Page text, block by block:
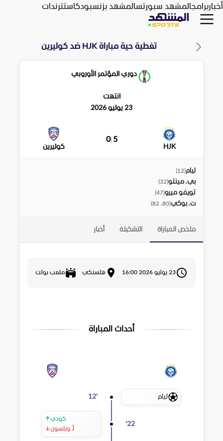
أخباربرامجالمشهد سبورتسالمشهد بزنسبودكاستترندات
تغطية حية مباراةHJK ضد كوليرين
دوري المؤتمر الأوروبي
انتهت
23 يوليو 2026
HJK
5
|
0
كوليرين
ليام(
12
)
بي. مينتو(
32
)
تويفو ميرو(
47
)
ت. بوكي(
80, 82
)
ملخص المباراة التشكيلة أخبار
23 يوليو 2026 16:00 هلسنكي ملعب بولت
أحداث المباراة
ليام 12'
22
'
↑كودي
↓أ. ويلسون